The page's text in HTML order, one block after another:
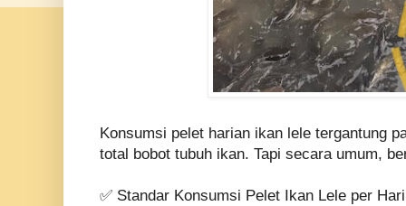
Konsumsi pelet harian ikan lele tergantung
total bobot tubuh ikan. Tapi secara umum,
✅ Standar Konsumsi Pelet Ikan Lele per Hari